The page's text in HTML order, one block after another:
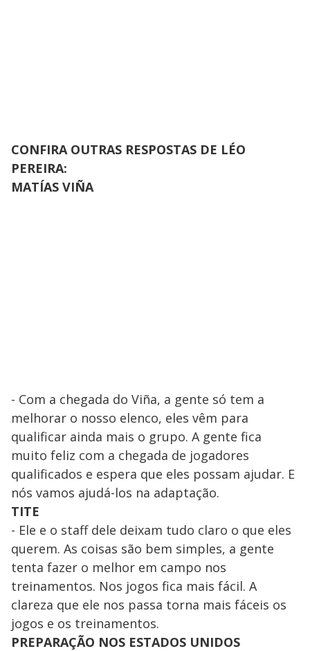
CONFIRA OUTRAS RESPOSTAS DE LÉO
PEREIRA:
MATÍAS VIÑA
- Com a chegada do Viña, a gente só tem a
melhorar o nosso elenco, eles vêm para
qualificar ainda mais o grupo. A gente fica
muito feliz com a chegada de jogadores
qualificados e espera que eles possam ajudar. E
nós vamos ajudá-los na adaptação.
TITE
- Ele e o staff dele deixam tudo claro o que eles
querem. As coisas são bem simples, a gente
tenta fazer o melhor em campo nos
treinamentos. Nos jogos fica mais fácil. A
clareza que ele nos passa torna mais fáceis os
jogos e os treinamentos.
PREPARAÇÃO NOS ESTADOS UNIDOS